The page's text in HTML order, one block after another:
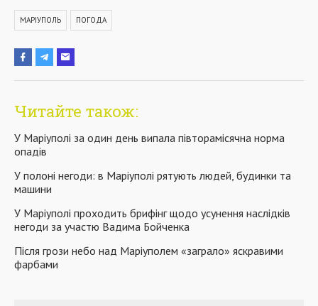
МАРІУПОЛЬ ПОГОДА
Читайте також:
У Маріуполі за один день випала півторамісячна норма
опадів
У полоні негоди: в Маріуполі рятують людей, будинки та
машини
У Маріуполі проходить брифінг щодо усунення наслідків
негоди за участю Вадима Бойченка
Після грози небо над Маріуполем «заграло» яскравими
фарбами